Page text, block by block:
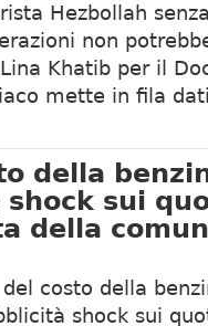
Hezbollah
non
Khatib per il
mette in fila
della
shock sui
della
del costo della
shock sui